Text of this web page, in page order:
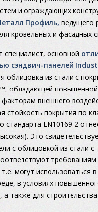
и ограждающих
Профиль, ведущего
кровельных и фасадных
специалист, основной
сэндвич-панелей
облицовка из стали с
обладающей
внешнего
стойкость покрытия по
стандарта EN10169-2
Это
с облицовкой из стали
могут использоваться
в условиях
а также для